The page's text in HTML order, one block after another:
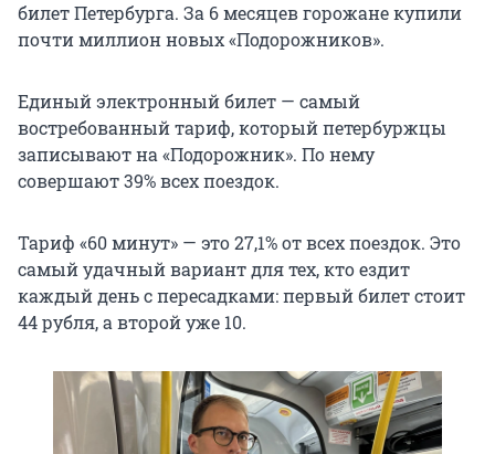
билет Петербурга. За 6 месяцев горожане купили
почти миллион новых «Подорожников».
Единый электронный билет — самый
востребованный тариф, который петербуржцы
записывают на «Подорожник». По нему
совершают 39% всех поездок.
Тариф «60 минут» — это 27,1% от всех поездок. Это
самый удачный вариант для тех, кто ездит
каждый день с пересадками: первый билет стоит
44 рубля, а второй уже 10.